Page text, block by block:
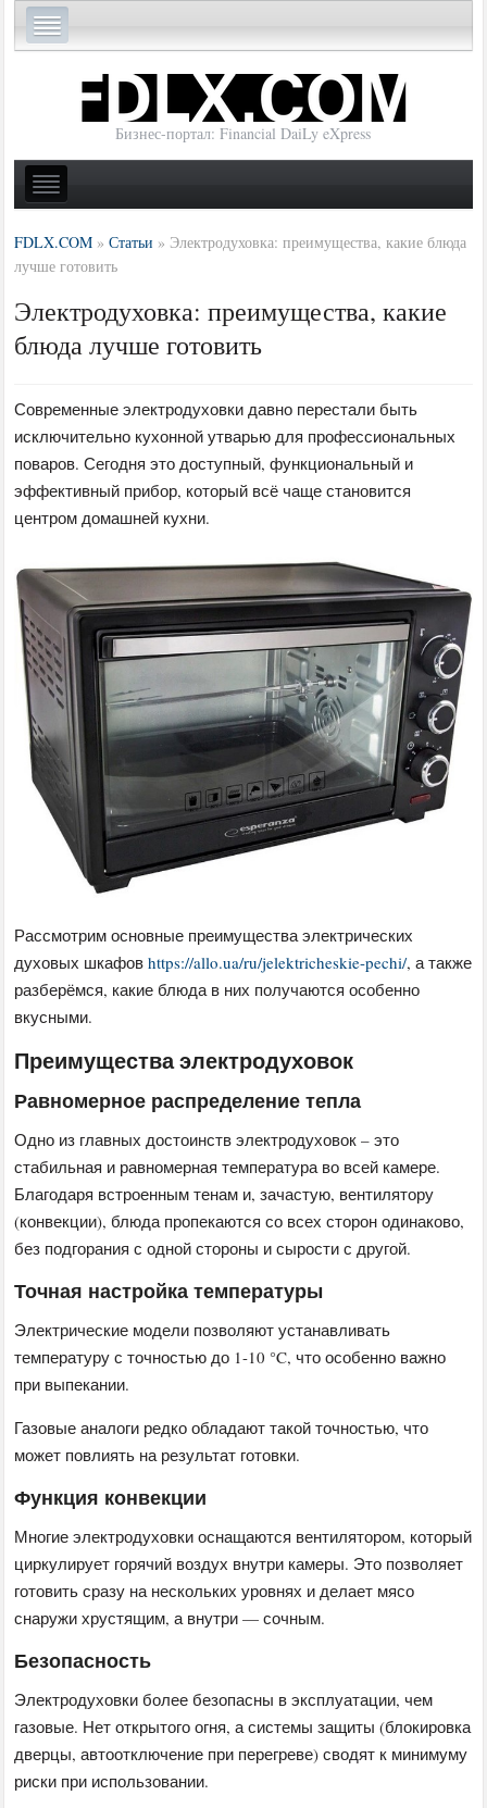
Бизнес-портал: Financial DaiLy eXpress
FDLX.COM »Статьи » Электродуховка: преимущества, какие блюда
лучше готовить
Электродуховка: преимущества, какие
блюда лучше готовить
Современные электродуховки давно перестали быть
исключительно кухонной утварью для профессиональных
поваров. Сегодня это доступный, функциональный и
эффективный прибор, который всё чаще становится
центром домашней кухни.
Рассмотрим основные преимущества электрических
духовых шкафовhttps://allo.ua/ru/jelektricheskie-pechi/, а также
разберёмся, какие блюда в них получаются особенно
вкусными.
Преимущества электродуховок
Равномерное распределение тепла
Одно из главных достоинств электродуховок – это
стабильная и равномерная температура во всей камере.
Благодаря встроенным тенам и, зачастую, вентилятору
(конвекции), блюда пропекаются со всех сторон одинаково,
без подгорания с одной стороны и сырости с другой.
Точная настройка температуры
Электрические модели позволяют устанавливать
температуру с точностью до 1-10 °C, что особенно важно
при выпекании.
Газовые аналоги редко обладают такой точностью, что
может повлиять на результат готовки.
Функция конвекции
Многие электродуховки оснащаются вентилятором, который
циркулирует горячий воздух внутри камеры. Это позволяет
готовить сразу на нескольких уровнях и делает мясо
снаружи хрустящим, а внутри — сочным.
Безопасность
Электродуховки более безопасны в эксплуатации, чем
газовые. Нет открытого огня, а системы защиты (блокировка
дверцы, автоотключение при перегреве) сводят к минимуму
риски при использовании.